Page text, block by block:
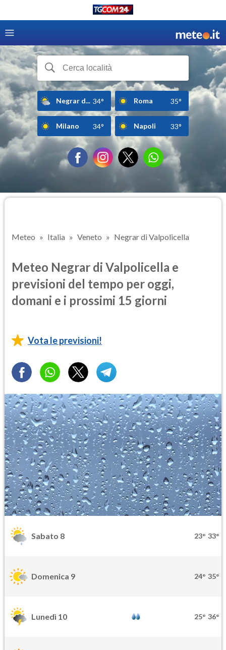
Negrar d... 34° Roma 35°
Milano 34° Napoli 33°
Meteo Italia Veneto Negrar di Valpolicella
Meteo Negrar di Valpolicella e
previsioni del tempo per oggi,
domani e i prossimi 15 giorni
Vota le previsioni!
Sabato 8 23° 33°
Domenica 9 24° 35°
Lunedì 10 25° 36°